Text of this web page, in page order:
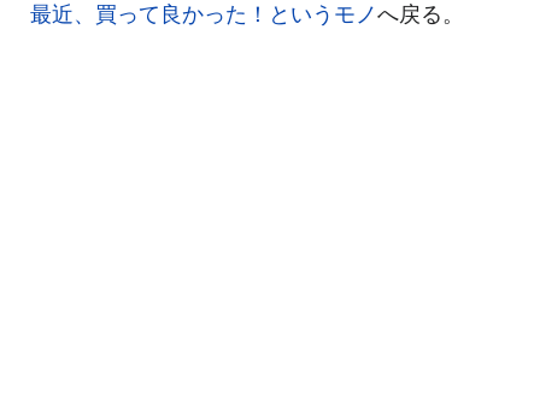
最近、買って良かった！というモノへ戻る。